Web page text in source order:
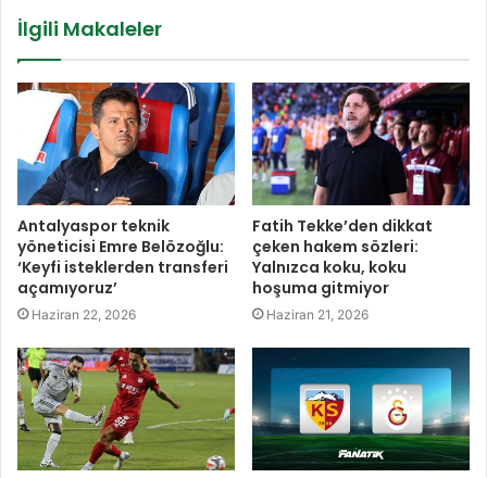
İlgili Makaleler
Antalyaspor teknik
yöneticisi Emre Belözoğlu:
‘Keyfi isteklerden transferi
açamıyoruz’
Haziran 22, 2026
Fatih Tekke’den dikkat
çeken hakem sözleri:
Yalnızca koku, koku
hoşuma gitmiyor
Haziran 21, 2026